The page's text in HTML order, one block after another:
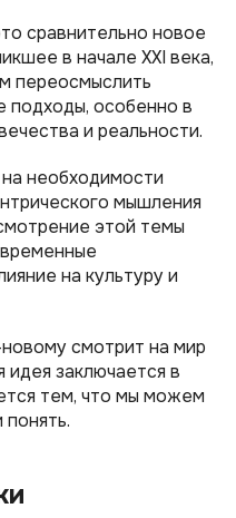
сравнительно новое
в начале XXI века,
переосмыслить
подходы, особенно в
и реальности.
необходимости
мышления
этой темы
на культуру и
смотрит на мир
заключается в
тем, что мы можем
понять.